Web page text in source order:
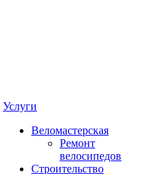
Услуги
Веломастерская
Ремонт
велосипедов
Строительство